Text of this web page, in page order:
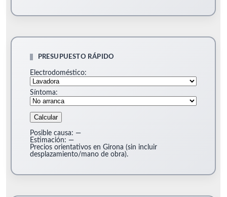
PRESUPUESTO RÁPIDO
Electrodoméstico:
Síntoma:
Calcular
Posible causa: —
Estimación: —
Precios orientativos en Girona (sin incluir
desplazamiento/mano de obra).